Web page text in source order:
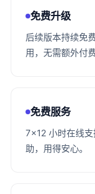
免费升级
后续版本持续免
用，无需额外付费
免费服务
7×12 小时在线
助，用得安心。